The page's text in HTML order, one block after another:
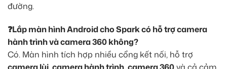
đường.
❓Lắp màn hình Android cho Spark có hỗ trợ camera
hành trình và camera 360 không?
Có. Màn hình tích hợp nhiều cổng kết nối, hỗ trợ